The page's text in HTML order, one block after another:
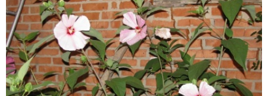
Сейчас обсуждают
Нежная бругмансия